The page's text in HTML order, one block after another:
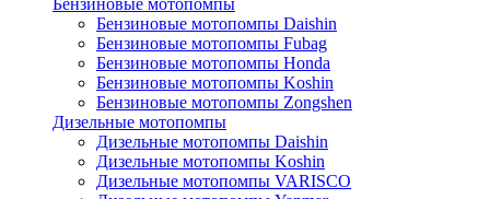
Бензиновые мотопомпы
Бензиновые мотопомпы Daishin
Бензиновые мотопомпы Fubag
Бензиновые мотопомпы Honda
Бензиновые мотопомпы Koshin
Бензиновые мотопомпы Zongshen
Дизельные мотопомпы
Дизельные мотопомпы Daishin
Дизельные мотопомпы Koshin
Дизельные мотопомпы VARISCO